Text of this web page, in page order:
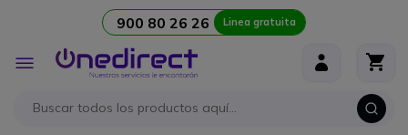
900 80 26 26 Linea gratuita
Toggle
Nav